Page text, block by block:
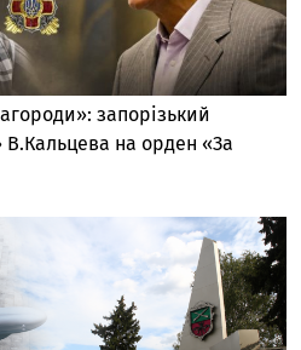
запорізький
на орден «За